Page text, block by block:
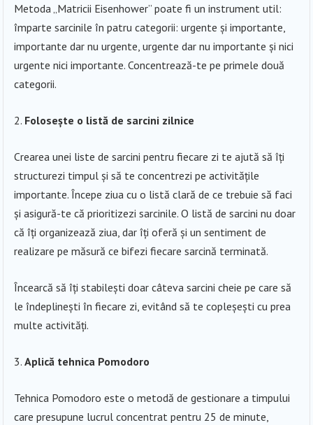
Metoda „Matricii Eisenhower” poate fi un instrument util:
împarte sarcinile în patru categorii: urgente și importante,
importante dar nu urgente, urgente dar nu importante și nici
urgente nici importante. Concentrează-te pe primele două
categorii.
Folosește o listă de sarcini zilnice
Crearea unei liste de sarcini pentru fiecare zi te ajută să îți
structurezi timpul și să te concentrezi pe activitățile
importante. Începe ziua cu o listă clară de ce trebuie să faci
și asigură-te că prioritizezi sarcinile. O listă de sarcini nu doar
că îți organizează ziua, dar îți oferă și un sentiment de
realizare pe măsură ce bifezi fiecare sarcină terminată.
Încearcă să îți stabilești doar câteva sarcini cheie pe care să
le îndeplinești în fiecare zi, evitând să te copleșești cu prea
multe activități.
Aplică tehnica Pomodoro
Tehnica Pomodoro este o metodă de gestionare a timpului
care presupune lucrul concentrat pentru 25 de minute,